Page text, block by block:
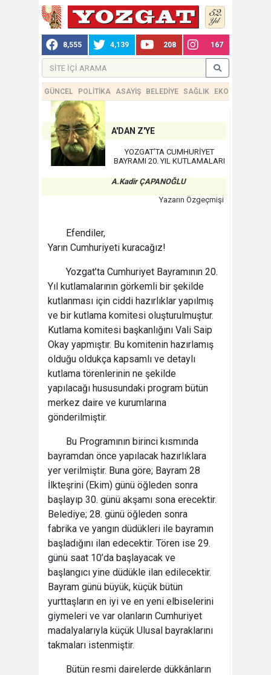
8,555 4,139 208 167
GÜNCEL POLİTİKA ASAYİŞ BELEDİYE SAĞLIK EKONOMİ
A'DAN Z'YE
YOZGAT’TA CUMHURİYET
BAYRAMI 20. YIL KUTLAMALARI
A.Kadir ÇAPANOĞLU
Yazarın Özgeçmişi
Efendiler,
Yarın Cumhuriyeti kuracağız!
Yozgat’ta Cumhuriyet Bayramının 20.
Yıl kutlamalarının görkemli bir şekilde
kutlanması için ciddi hazırlıklar yapılmış
ve bir kutlama komitesi oluşturulmuştur.
Kutlama komitesi başkanlığını Vali Saip
Okay yapmıştır. Bu komitenin hazırlamış
olduğu oldukça kapsamlı ve detaylı
kutlama törenlerinin ne şekilde
yapılacağı hususundaki program bütün
merkez daire ve kurumlarına
gönderilmiştir.
Bu Programının birinci kısmında
bayramdan önce yapılacak hazırlıklara
yer verilmiştir. Buna göre; Bayram 28
İlkteşrini (Ekim) günü öğleden sonra
başlayıp 30. günü akşamı sona erecektir.
Belediye; 28. günü öğleden sonra
fabrika ve yangın düdükleri ile bayramın
başladığını ilan edecektir. Tören ise 29.
günü saat 10’da başlayacak ve
başlangıcı yine düdükle ilan edilecektir.
Bayram günü büyük, küçük bütün
yurttaşların en iyi ve en yeni elbiselerini
giymeleri ve var olanların Cumhuriyet
madalyalarıyla küçük Ulusal bayraklarını
takmaları istenmiştir.
Bütün resmi dairelerde dükkânların